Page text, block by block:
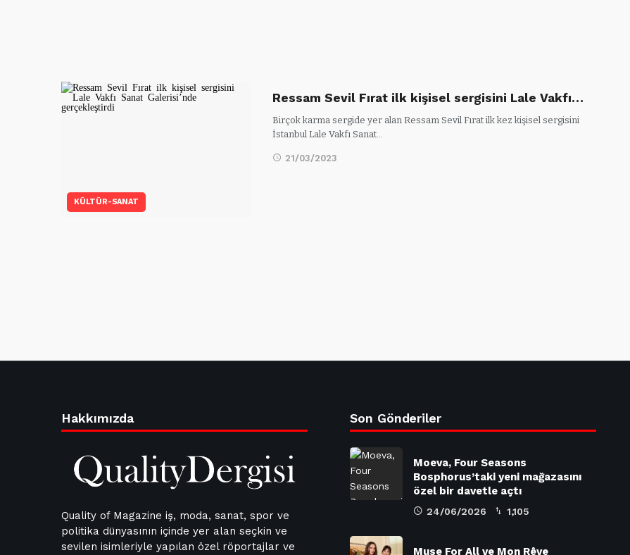
KÜLTÜR-SANAT
Ressam Sevil Fırat ilk kişisel sergisini Lale Vakfı…
Birçok karma sergide yer alan Ressam Sevil Fırat ilk kez kişisel sergisini
İstanbul Lale Vakfı Sanat…
21/03/2023
Hakkımızda
Quality of Magazine iş, moda, sanat, spor ve
politika dünyasının içinde yer alan seçkin ve
sevilen isimleriyle yapılan özel röportajlar ve
Son Gönderiler
Moeva, Four Seasons
Bosphorus’taki yeni mağazasını
özel bir davetle açtı
24/06/2026 1,105
Muse For All ve Mon Rêve